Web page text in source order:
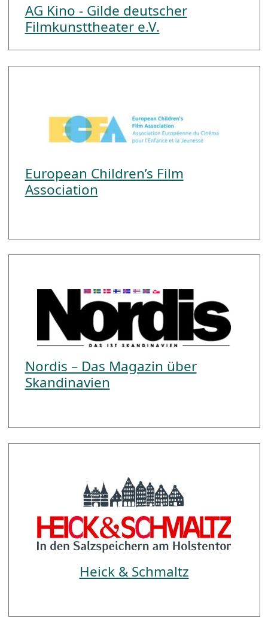
AG Kino - Gilde deutscher
Filmkunsttheater e.V.
European Children’s Film
Association
Nordis – Das Magazin über
Skandinavien
Heick & Schmaltz